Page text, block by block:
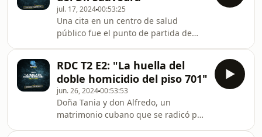
traspasó todos los límites, desde
propinar una brutal golpiza a la
mujer hasta querer engañar a las
autoridades de justicia, intentando
convencerlas de que actuó
salvajemente para defen
jul. 17, 202400:53:25
Una cita en un centro de salud
público fue el punto de partida de
en un momento determinado, la
hormona del embarazo llegó a
MaríaLourdes. Ese fue el punto de
quiebre. La noticia puso de cabeza la
vida de él, quien tenía un matrimonio
y otro hijo. Pero su decisión de acabar
RDC T2 E2: "La huella del
doble homicidio del piso 701"
jun. 26, 202400:53:53
Doña Tania y don Alfredo, un
matrimonio cubano que se radicó por